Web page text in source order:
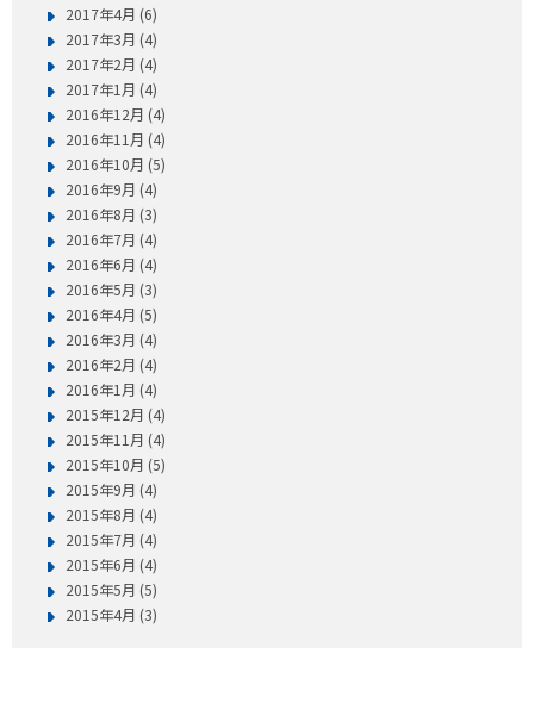
2017年4月 (6)
2017年3月 (4)
2017年2月 (4)
2017年1月 (4)
2016年12月 (4)
2016年11月 (4)
2016年10月 (5)
2016年9月 (4)
2016年8月 (3)
2016年7月 (4)
2016年6月 (4)
2016年5月 (3)
2016年4月 (5)
2016年3月 (4)
2016年2月 (4)
2016年1月 (4)
2015年12月 (4)
2015年11月 (4)
2015年10月 (5)
2015年9月 (4)
2015年8月 (4)
2015年7月 (4)
2015年6月 (4)
2015年5月 (5)
2015年4月 (3)